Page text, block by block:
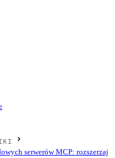
serwerów MCP: rozszerzaj